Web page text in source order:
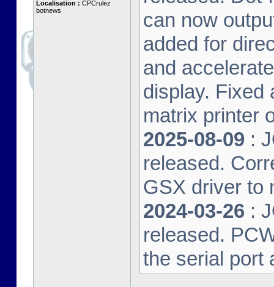
Localisation : CPCrulez
botnews
can now
added for
and
display. Fixed
matrix printer
2025-08-09 :
released.
GSX driver to
2024-03-26 :
released.
the serial port